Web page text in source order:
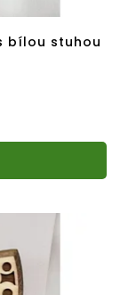
bílou stuhou